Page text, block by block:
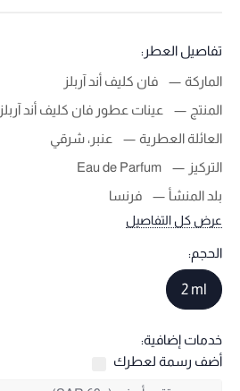
تفاصيل العطر:
الماركة
فان كليف أند آربلز
المنتج
عينات عطور فان كليف أند آربلز
العائلة العطرية
عنبر، شرقي
التركيز
Eau de Parfum
بلد المنشأ
فرنسا
عرض كل التفاصيل
الحجم:
2 ml
خدمات إضافية:
أضف رسمة لعطرك